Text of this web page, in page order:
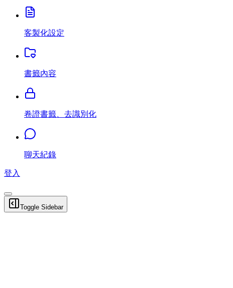
客製化設定
書籤內容
卷證書籤、去識別化
聊天紀錄
登入
Toggle Sidebar